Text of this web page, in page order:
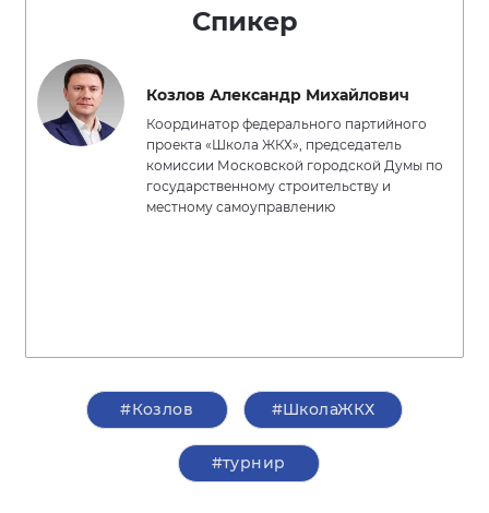
Спикер
Козлов Александр Михайлович
Координатор федерального партийного
проекта «Школа ЖКХ», председатель
комиссии Московской городской Думы по
государственному строительству и
местному самоуправлению
#Козлов #ШколаЖКХ
#турнир